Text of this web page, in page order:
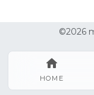
HOME
©2026